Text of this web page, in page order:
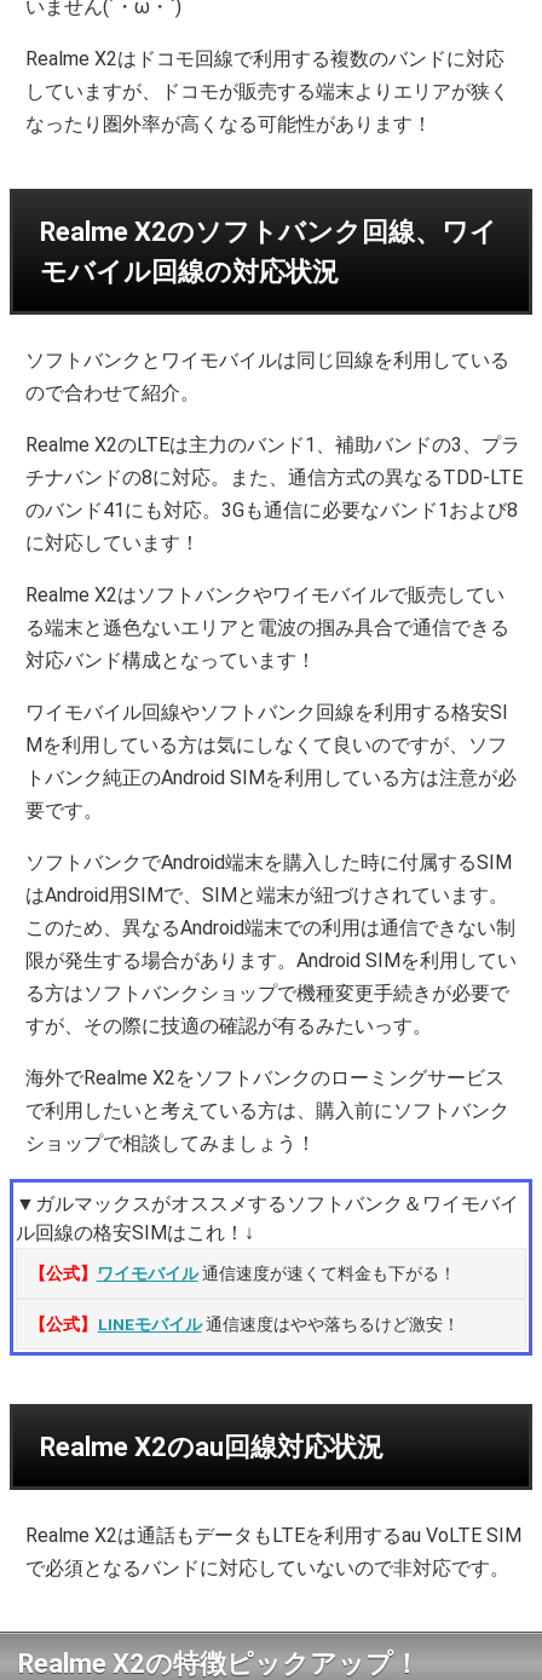
いません(´・ω・`)
Realme X2はドコモ回線で利用する複数のバンドに対応
していますが、ドコモが販売する端末よりエリアが狭く
なったり圏外率が高くなる可能性があります！
Realme X2のソフトバンク回線、ワイ
モバイル回線の対応状況
ソフトバンクとワイモバイルは同じ回線を利用している
ので合わせて紹介。
Realme X2のLTEは主力のバンド1、補助バンドの3、プラ
チナバンドの8に対応。また、通信方式の異なるTDD-LTE
のバンド41にも対応。3Gも通信に必要なバンド1および8
に対応しています！
Realme X2はソフトバンクやワイモバイルで販売してい
る端末と遜色ないエリアと電波の掴み具合で通信できる
対応バンド構成となっています！
ワイモバイル回線やソフトバンク回線を利用する格安SI
Mを利用している方は気にしなくて良いのですが、ソフ
トバンク純正のAndroid SIMを利用している方は注意が必
要です。
ソフトバンクでAndroid端末を購入した時に付属するSIM
はAndroid用SIMで、SIMと端末が紐づけされています。
このため、異なるAndroid端末での利用は通信できない制
限が発生する場合があります。Android SIMを利用してい
る方はソフトバンクショップで機種変更手続きが必要で
すが、その際に技適の確認が有るみたいっす。
海外でRealme X2をソフトバンクのローミングサービス
で利用したいと考えている方は、購入前にソフトバンク
ショップで相談してみましょう！
▼ガルマックスがオススメするソフトバンク＆ワイモバイ
ル回線の格安SIMはこれ！↓
【公式】 ワイモバイル通信速度が速くて料金も下がる！
【公式】 LINEモバイル通信速度はやや落ちるけど激安！
Realme X2のau回線対応状況
Realme X2は通話もデータもLTEを利用するau VoLTE SIM
で必須となるバンドに対応していないので非対応です。
Realme X2の特徴ピックアップ！